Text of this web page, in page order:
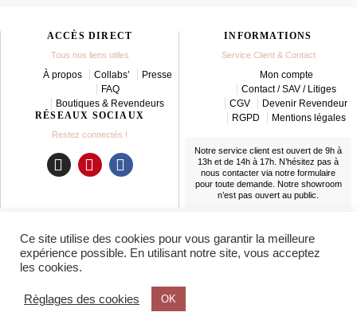
ACCÈS DIRECT
Tous nos liens utiles
À propos Collabs’
Presse
FAQ
Boutiques & Revendeurs
RÉSEAUX SOCIAUX
Restez connectés !
I
a
g
r
m
P
e
r
t
F
b
o
INFORMATIONS
Service Client & Contact
Mon compte
Contact / SAV / Litiges
CGV
Devenir Revendeur
RGPD
Mentions légales
Notre service client est ouvert de 9h à
13h et de 14h à 17h. N’hésitez pas à
nous contacter via notre formulaire
pour toute demande. Notre showroom
n’est pas ouvert au public.
En France et partout dans le monde
Ce site utilise des cookies pour vous garantir la meilleure
expérience possible. En utilisant notre site, vous acceptez
les cookies.
Règlages des cookies OK